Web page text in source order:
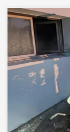
Am 26.06. um
Kufstein mit dem
Stadtteil Zell
festgestellt. Der
unternommen
Atemschutz […]